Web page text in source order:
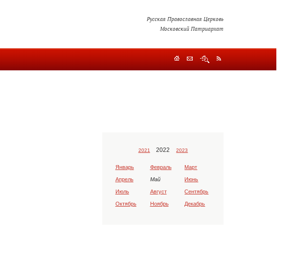
Русская Православная Церковь
Московский Патриархат
2021 2022 2023
Январь Февраль Март
Апрель Май Июнь
Июль Август Сентябрь
Октябрь Ноябрь Декабрь